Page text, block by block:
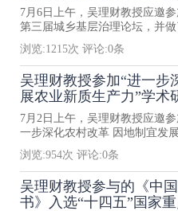
7月6日上午，吴理财教授应邀
第三届城乡基层治理论坛，并
浏览:1215次 评论:0条
吴理财教授参加“进一步
展农业新质生产力”学术
7月2日上午，吴理财教授应邀
一步深化农村改革 因地制宜发
浏览:954次 评论:0条
吴理财教授参与的《中
书》入选“十四五”国家